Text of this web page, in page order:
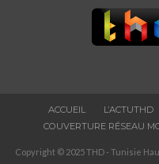
ACCUEIL L’ACTUTHD
COUVERTURE RÉSEAU
Copyright © 2025 THD - Tunisie